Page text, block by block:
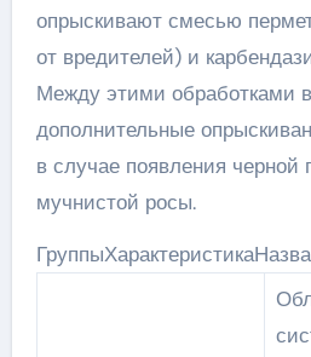
опрыскивают смесью
от вредителей) и
Между этими обработками
дополнительные
в случае появления черной
мучнистой росы.